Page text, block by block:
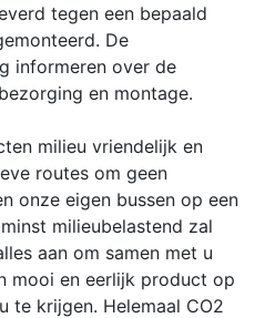
tegen een bepaald
De
informeren over de
en montage.
milieu vriendelijk en
routes om geen
onze eigen bussen op een
milieubelastend zal
aan om samen met u
mooi en eerlijk product op
te krijgen. Helemaal CO2